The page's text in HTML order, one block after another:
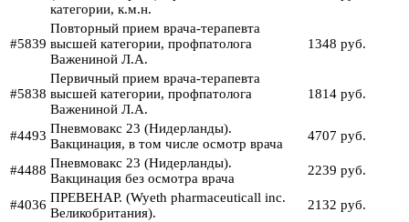
категории, к.м.н.
#5839
Повторный прием врача-терапевта
высшей категории, профпатолога
Важениной Л.А.
1348 руб.
#5838
Первичный прием врача-терапевта
высшей категории, профпатолога
Важениной Л.А.
1814 руб.
#4493 Пневмовакс 23 (Нидерланды).
Вакцинация, в том числе осмотр врача
4707 руб.
#4488 Пневмовакс 23 (Нидерланды).
Вакцинация без осмотра врача
2239 руб.
#4036 ПРЕВЕНАР. (Wyeth pharmaceuticall inc.
Великобритания).
2132 руб.